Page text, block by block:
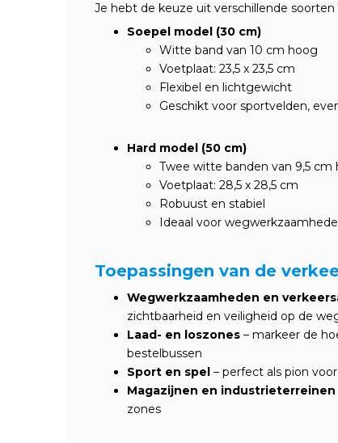
Je hebt de keuze uit verschillende
Soepel model (30 cm)
Witte band van 10 cm hoog
Voetplaat: 23,5 x 23,5 cm
Flexibel en lichtgewicht
Geschikt voor sportvelden,
Hard model (50 cm)
Twee witte banden van 9,5 cm
Voetplaat: 28,5 x 28,5 cm
Robuust en stabiel
Ideaal voor
Toepassingen van de
Wegwerkzaamheden en
zichtbaarheid en veiligheid op de
Laad- en loszones – markeer de
bestelbussen
Sport en spel – perfect als pion
Magazijnen en industrieterreinen
zones